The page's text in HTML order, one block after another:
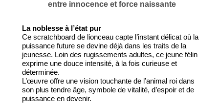
entre innocence et force naissante
La noblesse à l’état pur
Ce scratchboard de lionceau capte l’instant délicat où la
puissance future se devine déjà dans les traits de la
jeunesse. Loin des rugissements adultes, ce jeune félin
exprime une douce intensité, à la fois curieuse et
déterminée.
L’œuvre offre une vision touchante de l’animal roi dans
son plus tendre âge, symbole de vitalité, d’espoir et de
puissance en devenir.